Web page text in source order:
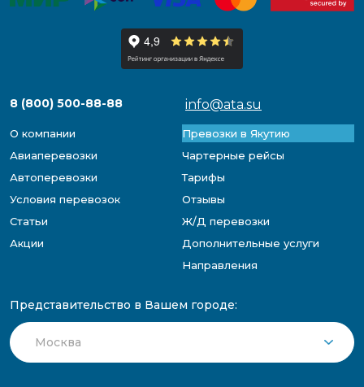
8 (800) 500-88-88 info@ata.su
О компании
Превозки в Якутию
Авиаперевозки
Чартерные рейсы
Автоперевозки
Тарифы
Условия перевозок
Отзывы
Статьи
Ж/Д перевозки
Акции
Дополнительные услуги
Направления
Представительство в Вашем городе: